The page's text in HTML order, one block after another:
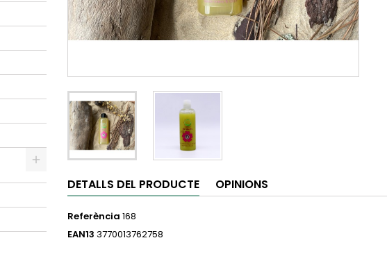
DETALLS DEL PRODUCTE OPINIONS
Referència 168
EAN13 3770013762758